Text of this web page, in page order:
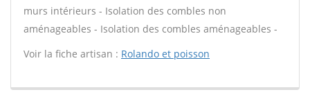
murs intérieurs - Isolation des combles non
aménageables - Isolation des combles aménageables -
Voir la fiche artisan : Rolando et poisson